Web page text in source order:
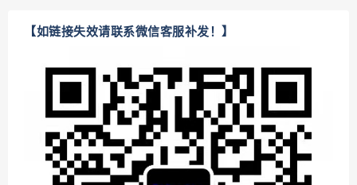
【如链接失效请联系微信客服补发！】